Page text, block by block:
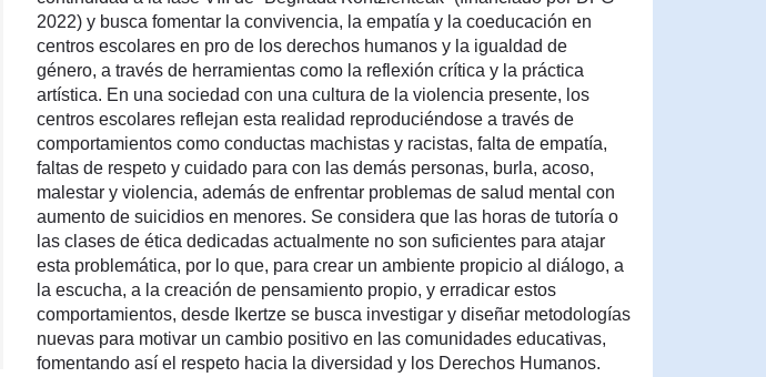
2022) y busca fomentar la convivencia, la empatía y la coeducación en
centros escolares en pro de los derechos humanos y la igualdad de
género, a través de herramientas como la reflexión crítica y la práctica
artística. En una sociedad con una cultura de la violencia presente, los
centros escolares reflejan esta realidad reproduciéndose a través de
comportamientos como conductas machistas y racistas, falta de empatía,
faltas de respeto y cuidado para con las demás personas, burla, acoso,
malestar y violencia, además de enfrentar problemas de salud mental con
aumento de suicidios en menores. Se considera que las horas de tutoría o
las clases de ética dedicadas actualmente no son suficientes para atajar
esta problemática, por lo que, para crear un ambiente propicio al diálogo, a
la escucha, a la creación de pensamiento propio, y erradicar estos
comportamientos, desde Ikertze se busca investigar y diseñar metodologías
nuevas para motivar un cambio positivo en las comunidades educativas,
fomentando así el respeto hacia la diversidad y los Derechos Humanos.